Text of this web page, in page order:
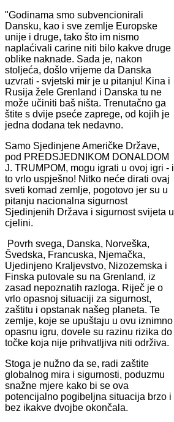
"Godinama smo subvencionirali
Dansku, kao i sve zemlje Europske
unije i druge, tako što im nismo
naplaćivali carine niti bilo kakve druge
oblike naknade. Sada je, nakon
stoljeća, došlo vrijeme da Danska
uzvrati - svjetski mir je u pitanju! Kina i
Rusija žele Grenland i Danska tu ne
može učiniti baš ništa. Trenutačno ga
štite s dvije pseće zaprege, od kojih je
jedna dodana tek nedavno.
Samo Sjedinjene Američke Države,
pod PREDSJEDNIKOM DONALDOM
J. TRUMPOM, mogu igrati u ovoj igri - i
to vrlo uspješno! Nitko neće dirati ovaj
sveti komad zemlje, pogotovo jer su u
pitanju nacionalna sigurnost
Sjedinjenih Država i sigurnost svijeta u
cjelini.
Povrh svega, Danska, Norveška,
Švedska, Francuska, Njemačka,
Ujedinjeno Kraljevstvo, Nizozemska i
Finska putovale su na Grenland, iz
zasad nepoznatih razloga. Riječ je o
vrlo opasnoj situaciji za sigurnost,
zaštitu i opstanak našeg planeta. Te
zemlje, koje se upuštaju u ovu iznimno
opasnu igru, dovele su razinu rizika do
točke koja nije prihvatljiva niti održiva.
Stoga je nužno da se, radi zaštite
globalnog mira i sigurnosti, poduzmu
snažne mjere kako bi se ova
potencijalno pogibeljna situacija brzo i
bez ikakve dvojbe okončala.